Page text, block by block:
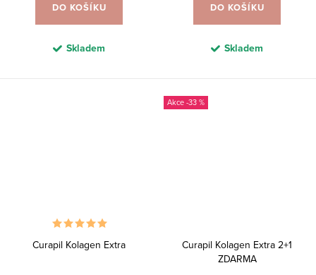
DO KOŠÍKU
Skladem
DO KOŠÍKU
Skladem
Curapil Kolagen Extra
-33 %
Curapil Kolagen Extra 2+1
ZDARMA